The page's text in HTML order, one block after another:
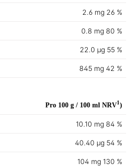
2.6 mg 26 %
0.8 mg 80 %
22.0 µg 55 %
845 mg 42 %
Pro 100 g / 100 ml NRV1)
10.10 mg 84 %
40.40 µg 54 %
104 mg 130 %